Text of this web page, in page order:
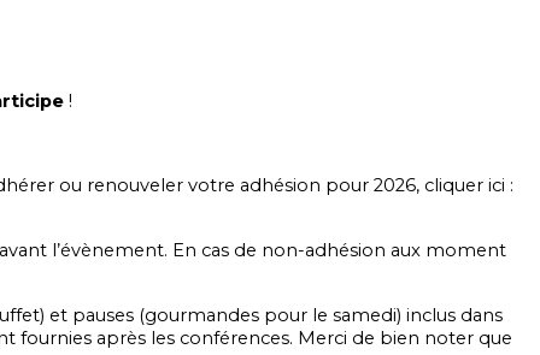
!
ou renouveler votre adhésion pour 2026, cliquer ici :
l’évènement. En cas de non-adhésion aux moment
et pauses (gourmandes pour le samedi) inclus dans
fournies après les conférences. Merci de bien noter que